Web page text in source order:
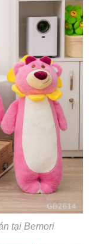
tại Bemori